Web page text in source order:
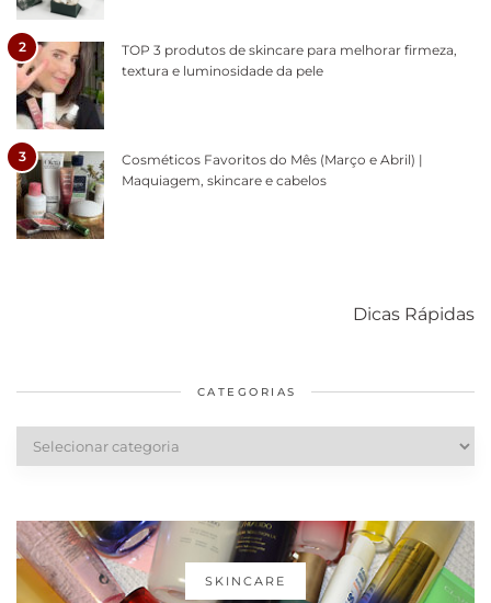
2
TOP 3 produtos de skincare para melhorar firmeza,
textura e luminosidade da pele
3
Cosméticos Favoritos do Mês (Março e Abril) |
Maquiagem, skincare e cabelos
Dicas Rápidas
diários
cabelos
CATEGORIAS
SKINCARE